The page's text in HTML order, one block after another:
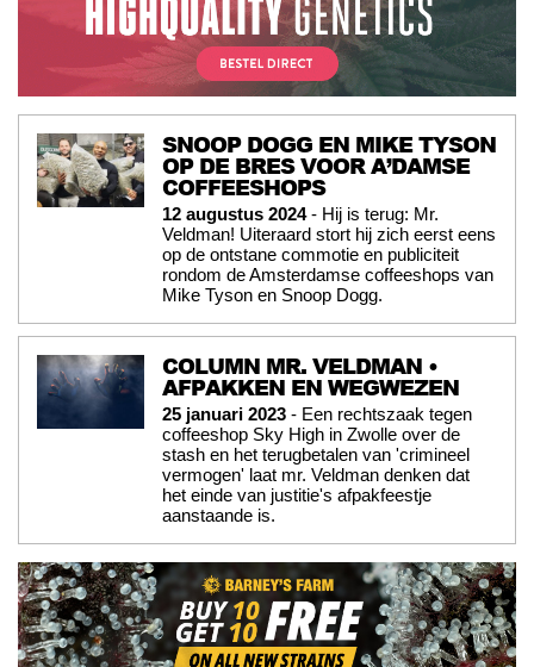
SNOOP DOGG EN MIKE TYSON
OP DE BRES VOOR A’DAMSE
COFFEESHOPS
12 augustus 2024- Hij is terug: Mr.
Veldman! Uiteraard stort hij zich eerst eens
op de ontstane commotie en publiciteit
rondom de Amsterdamse coffeeshops van
Mike Tyson en Snoop Dogg.
COLUMN MR. VELDMAN •
AFPAKKEN EN WEGWEZEN
25 januari 2023 - Een rechtszaak tegen
coffeeshop Sky High in Zwolle over de
stash en het terugbetalen van 'crimineel
vermogen' laat mr. Veldman denken dat
het einde van justitie's afpakfeestje
aanstaande is.